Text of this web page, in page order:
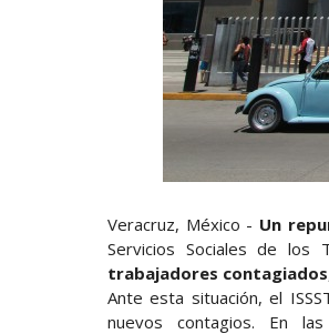
Veracruz, México - Un
Servicios Sociales de los
trabajadores contagiados
Ante esta situación, el
nuevos contagios. En